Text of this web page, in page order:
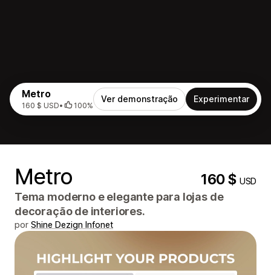
Metro
160 $ USD• 100%
Ver demonstração Experimentar
Metro 160 $USD
Tema moderno e elegante para lojas de
decoração de interiores.
por Shine Dezign Infonet